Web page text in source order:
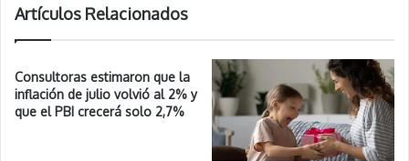
Artículos Relacionados
Consultoras estimaron que la
inflación de julio volvió al 2% y
que el PBI crecerá solo 2,7%